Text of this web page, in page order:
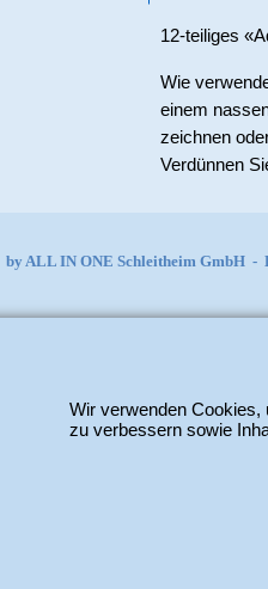
12-teiliges
Wie
einem
zeichnen
Verdünnen
by ALL IN ONE Schleitheim GmbH -
Wir verwenden Cookies,
zu verbessern sowie